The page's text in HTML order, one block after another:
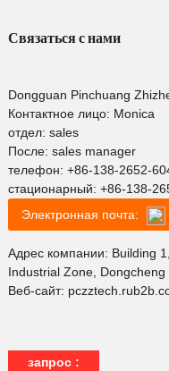
Связаться с нами
Dongguan Pinchuang
Контактное лицо: Monica
отдел: sales
После: sales manager
телефон: +86-138-2652-
стационарный: +86-138-
Электронная почта:
Адрес компании: Building
Industrial Zone,
Веб-сайт:
запрос :